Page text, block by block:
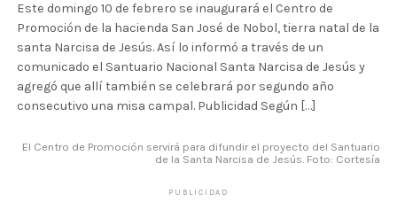
Este domingo 10 de febrero se inaugurará el Centro de
Promoción de la hacienda San José de Nobol, tierra natal de la
santa Narcisa de Jesús. Así lo informó a través de un
comunicado el Santuario Nacional Santa Narcisa de Jesús y
agregó que allí también se celebrará por segundo año
consecutivo una misa campal. Publicidad Según […]
El Centro de Promoción servirá para difundir el proyecto del Santuario
de la Santa Narcisa de Jesús. Foto: Cortesía
PUBLICIDAD